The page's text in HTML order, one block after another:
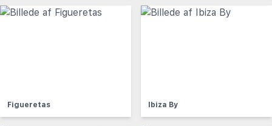
Figueretas Ibiza By